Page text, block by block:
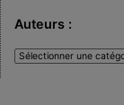
Auteurs :
Auteurs
: